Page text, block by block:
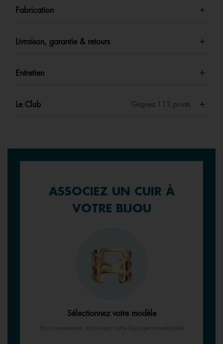
Fabrication
Livraison, garantie & retours
Entretien
Le Club Gagnez 113 points
ASSOCIEZ UN CUIR À
VOTRE BIJOU
Sélectionnez votre modèle
Pour commencer, choisissez votre bijou personnalisable